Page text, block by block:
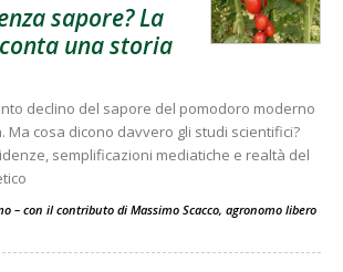
sapore? La
una storia
declino del sapore del pomodoro moderno
Ma cosa dicono davvero gli studi scientifici?
semplificazioni mediatiche e realtà del
– con il contributo di Massimo Scacco, agronomo libero